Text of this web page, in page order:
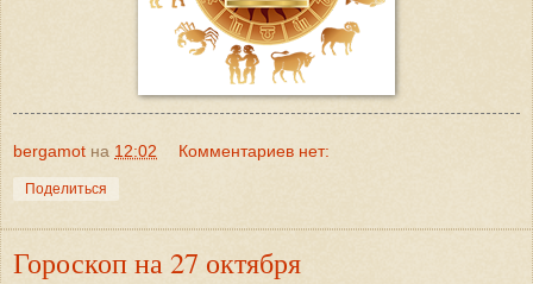
bergamot на 12:02 Комментариев нет:
Поделиться
Гороскоп на 27 октября